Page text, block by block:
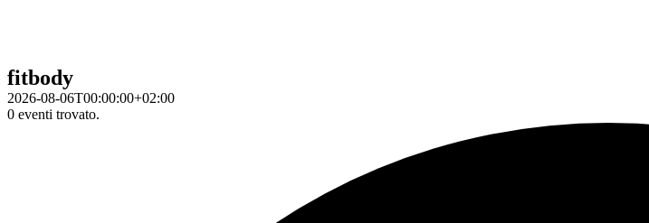
fitbody
2026-08-06T00:00:00+02:00
0 eventi trovato.